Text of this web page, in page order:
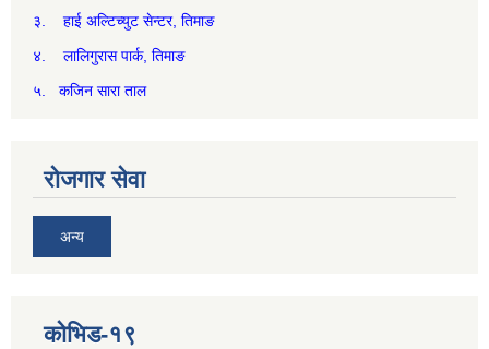
३. हाई अल्टिच्युट सेन्टर, तिमाङ
४. लालिगुरास पार्क, तिमाङ
५. कजिन सारा ताल
रोजगार सेवा
अन्य
कोभिड-१९